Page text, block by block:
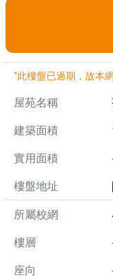
*此樓盤已過期，故本
屋苑名稱
建築面積
實用面積
樓盤地址
所屬校網
樓層
座向